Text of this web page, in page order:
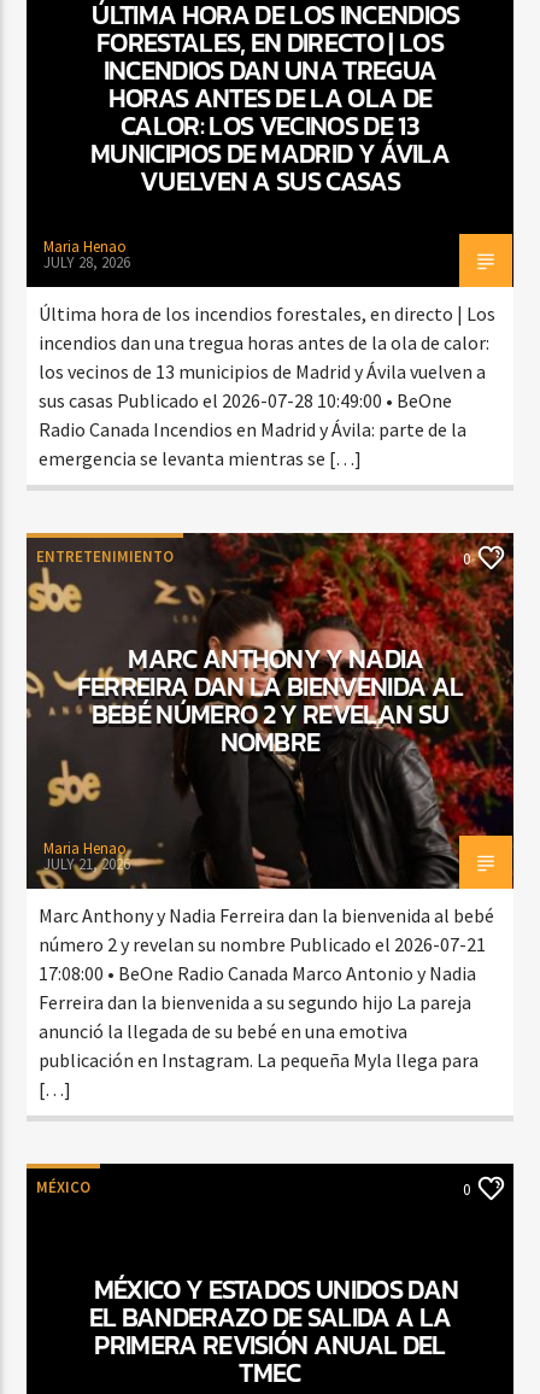
CURRENT SHOW
FIESTA DJ MIX
9:00 PM 12:00 AM
Beone Radio
ÚLTIMA HORA DE LOS INCENDIOS
FORESTALES, EN DIRECTO | LOS
INCENDIOS DAN UNA TREGUA
HORAS ANTES DE LA OLA DE
CALOR: LOS VECINOS DE 13
MUNICIPIOS DE MADRID Y ÁVILA
VUELVEN A SUS CASAS
Maria Henao
JULY 28, 2026
Última hora de los incendios forestales, en directo | Los
incendios dan una tregua horas antes de la ola de calor:
los vecinos de 13 municipios de Madrid y Ávila vuelven a
sus casas Publicado el 2026-07-28 10:49:00 • BeOne
Radio Canada Incendios en Madrid y Ávila: parte de la
emergencia se levanta mientras se […]
ENTRETENIMIENTO 0
MARC ANTHONY Y NADIA
FERREIRA DAN LA BIENVENIDA AL
BEBÉ NÚMERO 2 Y REVELAN SU
NOMBRE
Maria Henao
JULY 21, 2026
Marc Anthony y Nadia Ferreira dan la bienvenida al bebé
número 2 y revelan su nombre Publicado el 2026-07-21
17:08:00 • BeOne Radio Canada Marco Antonio y Nadia
Ferreira dan la bienvenida a su segundo hijo La pareja
anunció la llegada de su bebé en una emotiva
publicación en Instagram. La pequeña Myla llega para
[…]
MÉXICO 0
MÉXICO Y ESTADOS UNIDOS DAN
EL BANDERAZO DE SALIDA A LA
PRIMERA REVISIÓN ANUAL DEL
TMEC